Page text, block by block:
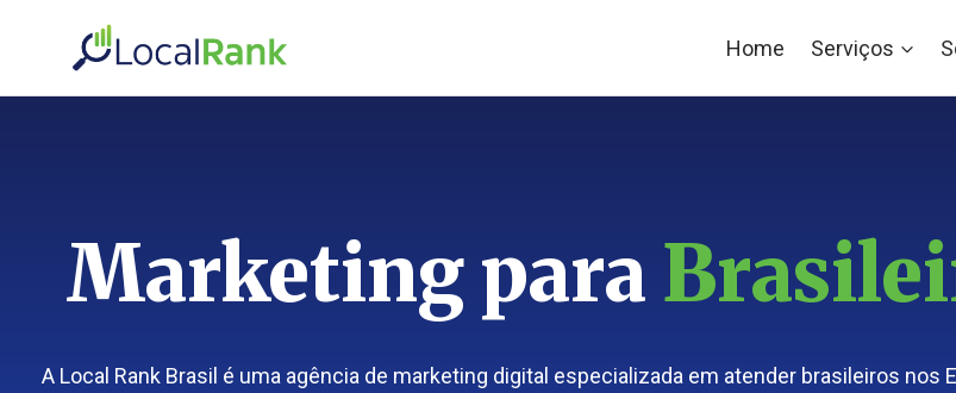
Home Serviços
Marketing para
A Local Rank Brasil é uma agência de marketing digital especializada em atender brasileiros nos